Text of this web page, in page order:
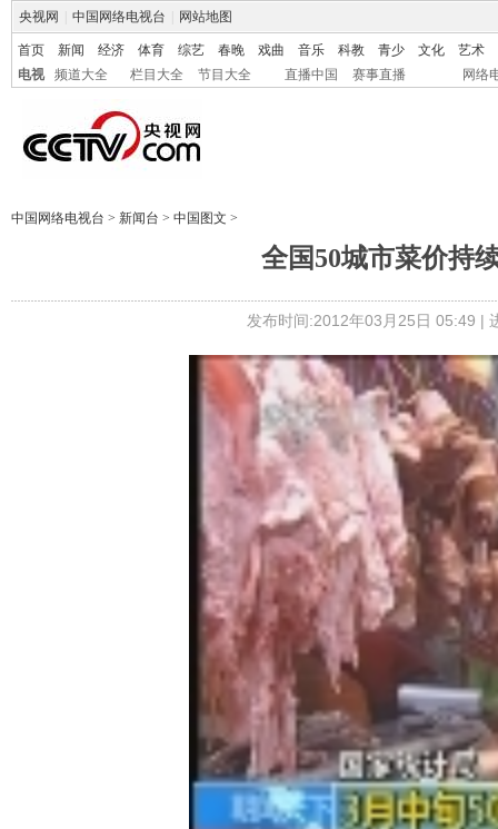
央视网 中国网络电视台 网站地图
首页 新闻 经济 体育 综艺 春晚 戏曲 音乐 科教 青少 文化
艺术
电视
频道大全 栏目大全 节目大全 直播中国 赛事直播 网络
中国网络电视台 > 新闻台 > 中国图文 >
全国50城市菜价持
发布时间:2012年03月25日 05:49 |